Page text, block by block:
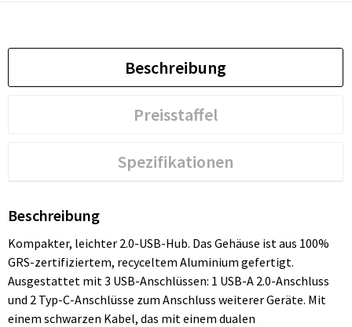
Beschreibung
Preisstaffel
Spezifikationen
Beschreibung
Kompakter, leichter 2.0-USB-Hub. Das Gehäuse ist aus 100%
GRS-zertifiziertem, recyceltem Aluminium gefertigt.
Ausgestattet mit 3 USB-Anschlüssen: 1 USB-A 2.0-Anschluss
und 2 Typ-C-Anschlüsse zum Anschluss weiterer Geräte. Mit
einem schwarzen Kabel, das mit einem dualen